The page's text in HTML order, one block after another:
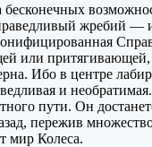
жребий —
или
Ибо в центре
и
пути. Он
пережив
мир Колеса.